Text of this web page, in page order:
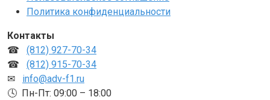
Политика конфиденциальности
Контакты
☎ (812) 927-70-34
☎ (812) 915-70-34
✉ info@adv-f1.ru
🕓 Пн-Пт: 09:00 – 18:00